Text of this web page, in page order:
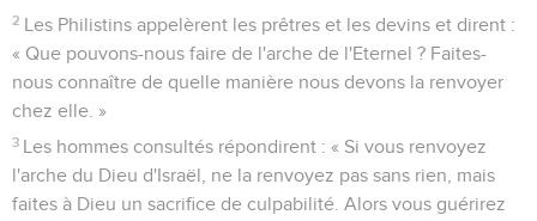
2 Les Philistins appelèrent les prêtres et les devins et dirent :
« Que pouvons-nous faire de l'arche de l'Eternel ? Faites-
nous connaître de quelle manière nous devons la renvoyer
chez elle. »
3 Les hommes consultés répondirent : « Si vous renvoyez
l'arche du Dieu d'Israël, ne la renvoyez pas sans rien, mais
faites à Dieu un sacrifice de culpabilité. Alors vous guérirez